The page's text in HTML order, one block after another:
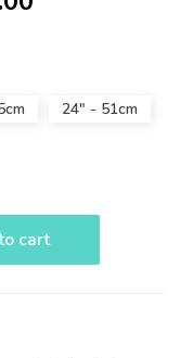
24" - 51cm
cart